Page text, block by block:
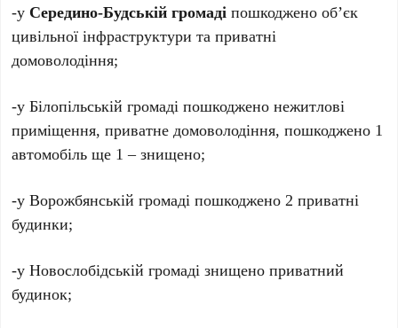
-у Середино-Будській громаді пошкоджено об’єк
цивільної інфраструктури та приватні
домоволодіння;
-у Білопільській громаді пошкоджено нежитлові
приміщення, приватне домоволодіння, пошкоджено 1
автомобіль ще 1 – знищено;
-у Ворожбянській громаді пошкоджено 2 приватні
будинки;
-у Новослобідській громаді знищено приватний
будинок;